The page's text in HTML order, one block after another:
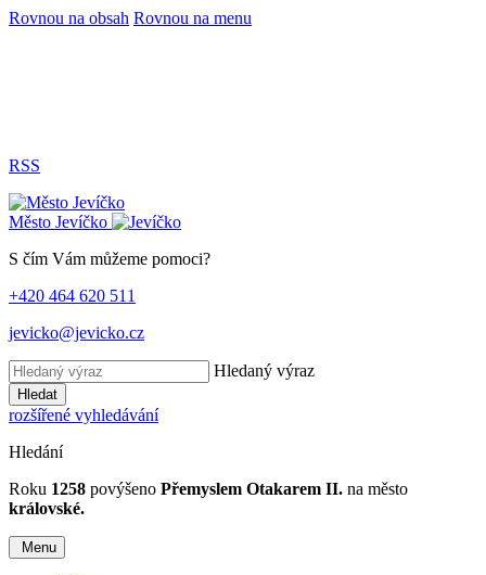
Rovnou na obsah Rovnou na menu
RSS
Město Jevíčko
S čím Vám můžeme pomoci?
+420 464 620 511
jevicko@jevicko.cz
Hledaný výraz
Hledat
rozšířené vyhledávání
Hledání
Roku 1258 povýšeno Přemyslem Otakarem II. na město
královské.
Menu